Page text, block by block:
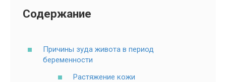
Содержание
Причины зуда живота в период
беременности
Растяжение кожи